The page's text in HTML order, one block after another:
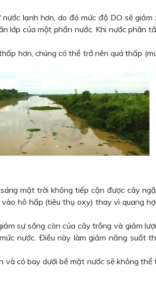
lạnh hơn, do đó mức độ DO sẽ giảm
lớp của một phần nước. Khi nước phân
hơn, chúng có thể trở nên quá thấp
mặt trời không tiếp cận được cây
hô hấp (tiêu thụ oxy) thay vì quang
sự sống còn của cây trồng và giảm
nước. Điều này làm giảm năng suất
và cỏ bay dưới bề mặt nước sẽ không